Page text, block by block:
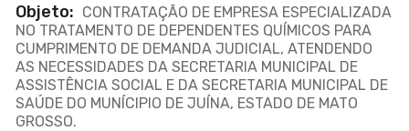
Objeto: CONTRATAÇÃO DE EMPRESA ESPECIALIZADA
NO TRATAMENTO DE DEPENDENTES QUÍMICOS PARA
CUMPRIMENTO DE DEMANDA JUDICIAL, ATENDENDO
AS NECESSIDADES DA SECRETARIA MUNICIPAL DE
ASSISTÊNCIA SOCIAL E DA SECRETARIA MUNICIPAL DE
SAÚDE DO MUNÍCIPIO DE JUÍNA, ESTADO DE MATO
GROSSO.